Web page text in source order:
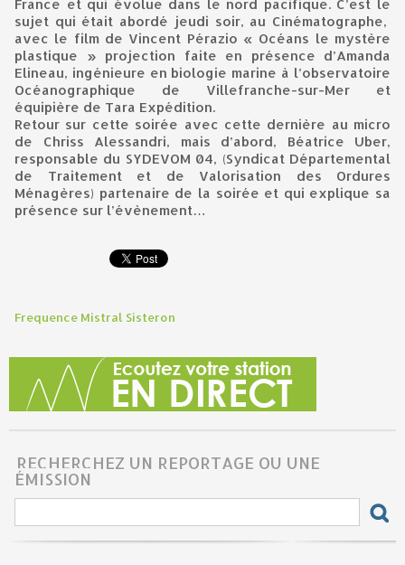
France et qui évolue dans le nord pacifique. C’est le
sujet qui était abordé jeudi soir, au Cinématographe,
avec le film de Vincent Pérazio « Océans le mystère
plastique » projection faite en présence d’Amanda
Elineau, ingénieure en biologie marine à l’observatoire
Océanographique de Villefranche-sur-Mer et
équipière de Tara Expédition.
Retour sur cette soirée avec cette dernière au micro
de Chriss Alessandri, mais d’abord, Béatrice Uber,
responsable du SYDEVOM 04, (Syndicat Départemental
de Traitement et de Valorisation des Ordures
Ménagères) partenaire de la soirée et qui explique sa
présence sur l’évènement…
Frequence Mistral Sisteron
RECHERCHEZ UN REPORTAGE OU UNE
ÉMISSION